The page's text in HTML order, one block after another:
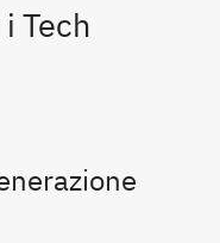
Tech